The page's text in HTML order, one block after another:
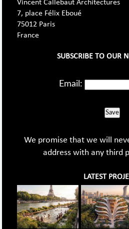
Vincent Callebaut Architectures
7, place Félix Eboué
75012 Paris
France
SUBSCRIBE TO OUR
Email:
Save
We promise that we will
address with any third
LATEST